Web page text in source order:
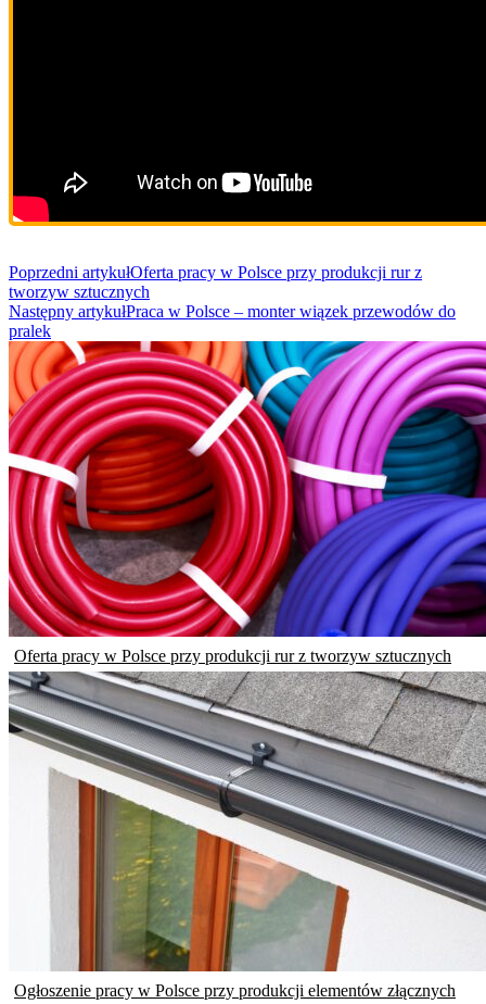
Post
Navigation
Poprzedni artykułOferta pracy w Polsce przy produkcji rur z
tworzyw sztucznych
Następny artykułPraca w Polsce – monter wiązek przewodów do
pralek
Oferta pracy w Polsce przy produkcji rur z tworzyw sztucznych
Ogłoszenie pracy w Polsce przy produkcji elementów złącznych